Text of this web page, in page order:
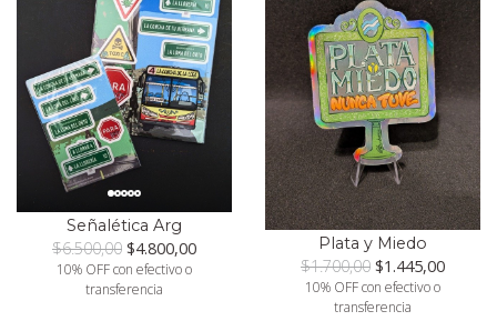
Señalética Arg
$6.500,00 $4.800,00
10% OFF con efectivo o
transferencia
Plata y Miedo
$1.700,00 $1.445,00
10% OFF con efectivo o
transferencia